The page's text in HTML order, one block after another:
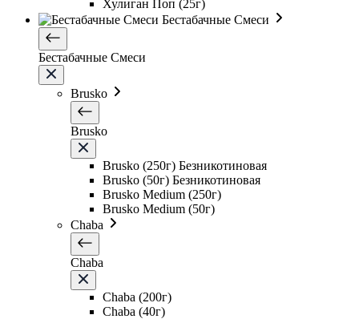
Хулиган Поп (25г)
Бестабачные Смеси
Бестабачные Смеси
Brusko
Brusko
Brusko (250г) Безникотиновая
Brusko (50г) Безникотиновая
Brusko Medium (250г)
Brusko Medium (50г)
Chaba
Chaba
Chaba (200г)
Chaba (40г)